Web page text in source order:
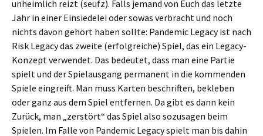
unheimlich reizt (seufz). Falls jemand von Euch das letzte
Jahr in einer Einsiedelei oder sowas verbracht und noch
nichts davon gehört haben sollte: Pandemic Legacy ist nach
Risk Legacy das zweite (erfolgreiche) Spiel, das ein Legacy-
Konzept verwendet. Das bedeutet, dass man eine Partie
spielt und der Spielausgang permanent in die kommenden
Spiele eingreift. Man muss Karten beschriften, bekleben
oder ganz aus dem Spiel entfernen. Da gibt es dann kein
Zurück, man „zerstört“ das Spiel also sozusagen beim
Spielen. Im Falle von Pandemic Legacy spielt man bis dahin